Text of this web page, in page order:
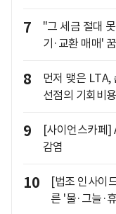
7
"그 세금 절대
기·교환 매매'
8
먼저 맺은
선점의 기회비용
9
[사이언스카페]
감염
10
[법조 인사이
른 '물·그늘·